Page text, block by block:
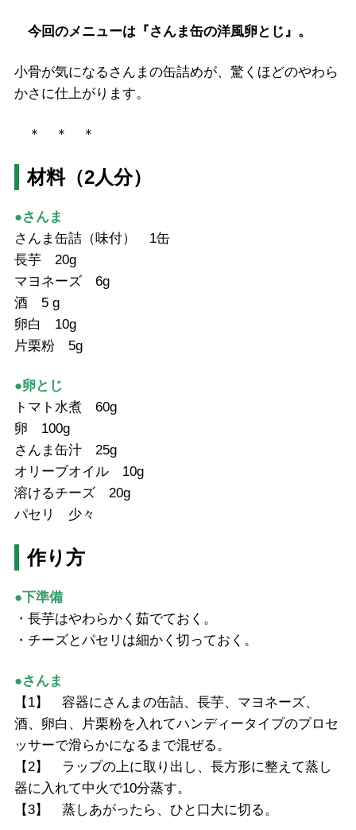
今回のメニューは『さんま缶の洋風卵とじ』。
小骨が気になるさんまの缶詰めが、驚くほどのやわら
かさに仕上がります。
＊ ＊ ＊
材料（2人分）
●さんま
さんま缶詰（味付） 1缶
長芋 20g
マヨネーズ 6g
酒 5 g
卵白 10g
片栗粉 5g
●卵とじ
トマト水煮 60g
卵 100g
さんま缶汁 25g
オリーブオイル 10g
溶けるチーズ 20g
パセリ 少々
作り方
●下準備
・長芋はやわらかく茹でておく。
・チーズとパセリは細かく切っておく。
●さんま
【1】 容器にさんまの缶詰、長芋、マヨネーズ、
酒、卵白、片栗粉を入れてハンディータイプのプロセ
ッサーで滑らかになるまで混ぜる。
【2】 ラップの上に取り出し、長方形に整えて蒸し
器に入れて中火で10分蒸す。
【3】 蒸しあがったら、ひと口大に切る。